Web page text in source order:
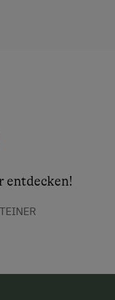
entdecken!